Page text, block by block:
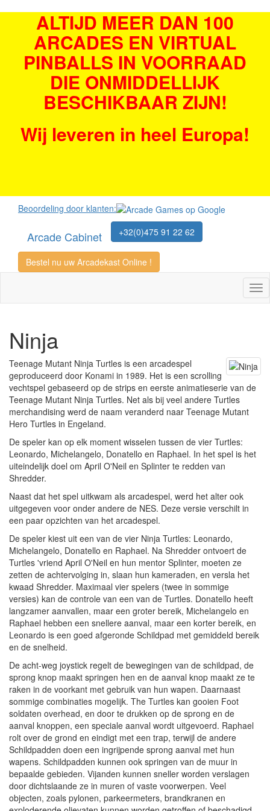
ALTIJD MEER DAN 100
ARCADES EN VIRTUAL
PINBALLS IN VOORRAAD
DIE ONMIDDELLIJK
BESCHIKBAAR ZIJN!
Wij leveren in heel Europa!
Beoordeling door klanten:
Arcade Cabinet +32(0)475 91 22 62
Bestel nu uw Arcadekast Online !
Ninja
Teenage Mutant Ninja Turtles is een arcadespel
geproduceerd door Konami in 1989. Het is een scrolling
vechtspel gebaseerd op de strips en eerste animatieserie van de
Teenage Mutant Ninja Turtles. Net als bij veel andere Turtles
merchandising werd de naam veranderd naar Teenage Mutant
Hero Turtles in Engeland.
De speler kan op elk moment wisselen tussen de vier Turtles:
Leonardo, Michelangelo, Donatello en Raphael. In het spel is het
uiteindelijk doel om April O'Neil en Splinter te redden van
Shredder.
Naast dat het spel uitkwam als arcadespel, werd het alter ook
uitgegeven voor onder andere de NES. Deze versie verschilt in
een paar opzichten van het arcadespel.
De speler kiest uit een van de vier Ninja Turtles: Leonardo,
Michelangelo, Donatello en Raphael. Na Shredder ontvoert de
Turtles 'vriend April O'Neil en hun mentor Splinter, moeten ze
zetten de achtervolging in, slaan hun kameraden, en versla het
kwaad Shredder. Maximaal vier spelers (twee in sommige
versies) kan de controle van een van de Turtles. Donatello heeft
langzamer aanvallen, maar een groter bereik, Michelangelo en
Raphael hebben een snellere aanval, maar een korter bereik, en
Leonardo is een goed afgeronde Schildpad met gemiddeld bereik
en de snelheid.
De acht-weg joystick regelt de bewegingen van de schildpad, de
sprong knop maakt springen hen en de aanval knop maakt ze te
raken in de voorkant met gebruik van hun wapen. Daarnaast
sommige combinaties mogelijk. The Turtles kan gooien Foot
soldaten overhead, en door te drukken op de sprong en de
aanval knoppen, een speciale aanval wordt uitgevoerd. Raphael
rolt over de grond en eindigt met een trap, terwijl de andere
Schildpadden doen een ingrijpende sprong aanval met hun
wapens. Schildpadden kunnen ook springen van de muur in
bepaalde gebieden. Vijanden kunnen sneller worden verslagen
door dichtslaande ze in muren of vaste voorwerpen. Veel
objecten, zoals pylonen, parkeermeters, brandkranen en